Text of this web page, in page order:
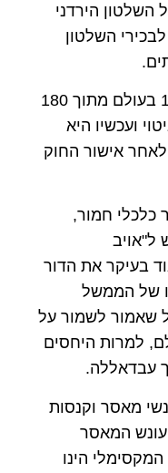
הירדני
השלטון
.
ירדן נמצאת כעת במקום ה-146 בעולם מתוך 180
ועכשיו היא
אישור החוק
כלכלי חמור,
ל"אויב
בעיקר את הדור
של הממשל
שאמור לשמור על
, למרות היחסים
עבדאללה.
מאסר וקנסות
המאסר
והקנס המקסימלי הינו